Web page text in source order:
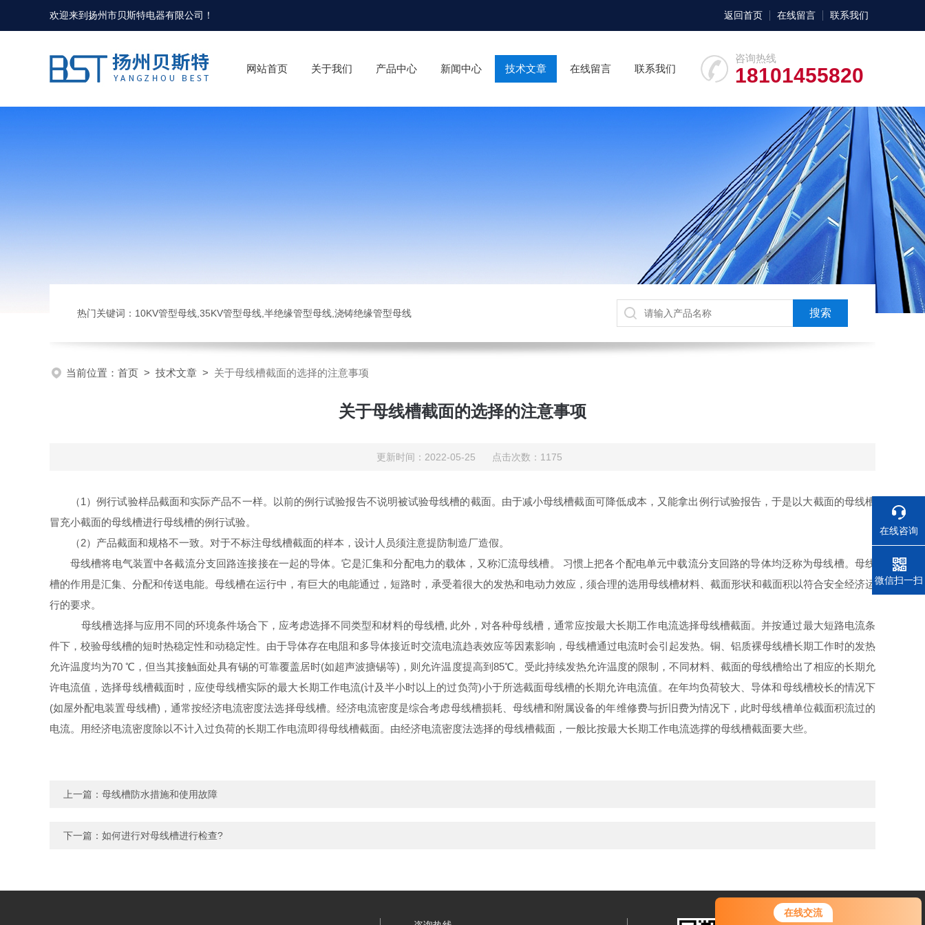
在线交流
欢迎来到扬州市贝斯特电器有限公司 ！ 返回首页 在线留言 联系我们
咨询热线
18101455820
网站首页 关于我们 产品中心 新闻中心 技术文章 在线留言 联系我们
热门关键词：10KV管型母线,35KV管型母线,半绝缘管型母线,浇铸绝缘管型母线
当前位置： 首页 > 技术文章 > 关于母线槽截面的选择的注意事项
关于母线槽截面的选择的注意事项
更新时间：2022-05-25 点击次数：1175
（1）例行试验样品截面和实际产品不一样。以前的例行试验报告不说明被试验母线槽的截面。由于减小母线槽截面可降低成本，又能拿出例行试验报告，于是以大截面的母线槽
冒充小截面的母线槽进行母线槽的例行试验。
（2）产品截面和规格不一致。对于不标注母线槽截面的样本，设计人员须注意提防制造厂造假。
母线槽将电气装置中各截流分支回路连接接在一起的导体。它是汇集和分配电力的载体，又称汇流母线槽。 习惯上把各个配电单元中载流分支回路的导体均泛称为母线槽。母线
槽的作用是汇集、分配和传送电能。母线槽在运行中，有巨大的电能通过，短路时，承受着很大的发热和电动力效应，须合理的选用母线槽材料、截面形状和截面积以符合安全经济运
行的要求。
母线槽选择与应用不同的环境条件场合下，应考虑选择不同类型和材料的母线槽, 此外，对各种母线槽，通常应按最大长期工作电流选择母线槽截面。并按通过最大短路电流条
件下，校验母线槽的短时热稳定性和动稳定性。由于导体存在电阻和多导体接近时交流电流趋表效应等因素影响，母线槽通过电流时会引起发热。铜、铝质裸母线槽长期工作时的发热
允许温度均为70 ℃，但当其接触面处具有锡的可靠覆盖居时(如超声波搪锡等)，则允许温度提高到85℃。受此持续发热允许温度的限制，不同材料、截面的母线槽给出了相应的长期允
许电流值，选择母线槽截面时，应使母线槽实际的最大长期工作电流(计及半小时以上的过负菏)小于所选截面母线槽的长期允许电流值。在年均负荷较大、导体和母线槽校长的情况下
(如屋外配电装置母线槽)，通常按经济电流密度法选择母线槽。经济电流密度是综合考虑母线槽损耗、母线槽和附属设备的年维修费与折旧费为情况下，此时母线槽单位截面积流过的
电流。用经济电流密度除以不计入过负荷的长期工作电流即得母线槽截面。由经济电流密度法选择的母线槽截面，一般比按最大长期工作电流选撑的母线槽截面要大些。
上一篇： 母线槽防水措施和使用故障
下一篇： 如何进行对母线槽进行检查?
在线咨询
电话
微信扫一扫